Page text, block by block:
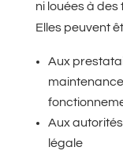
ni louées à des
Elles peuvent
Aux
Aux
légale